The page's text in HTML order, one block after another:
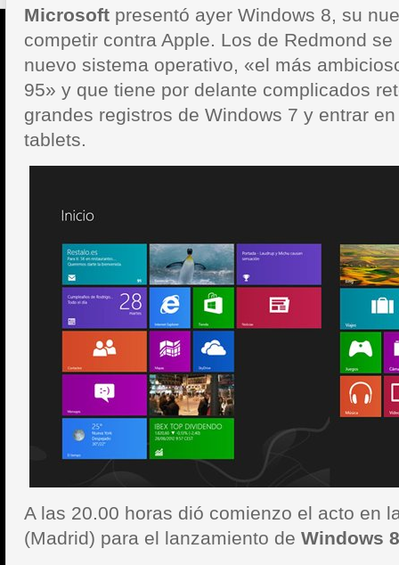
Microsoft presentó ayer Windows 8, su
competir contra Apple. Los de Redmond
nuevo sistema operativo, «el más
95» y que tiene por delante complicados
grandes registros de Windows 7 y entrar
tablets.
A las 20.00 horas dió comienzo el acto en
(Madrid) para el lanzamiento de Windows 8